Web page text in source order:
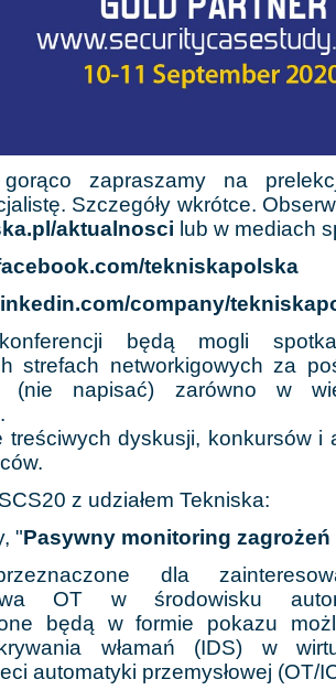
gorąco zapraszamy na
Szczegóły wkrótce.
aktualnosci lub w mediach
tekniskapolska
company/
będą mogli
strefach networkigowych za
(nie napisać) zarówno w
treściwych dyskusji, konkursów i
z udziałem Tekniska:
"Pasywny monitoring zagrożeń
dla
OT w środowisku
będą w formie pokazu
włamań (IDS) w
automatyki przemysłowej (OT/